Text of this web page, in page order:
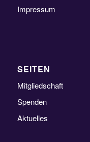
Impressum
SEITEN
Mitgliedschaft
Spenden
Aktuelles